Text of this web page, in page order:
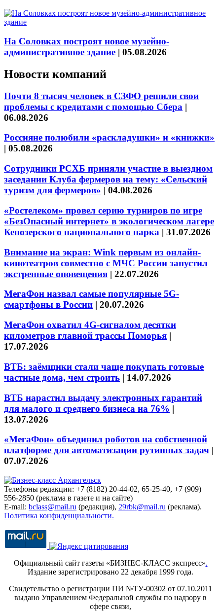
На Соловках построят новое музейно-
административное здание | 05.08.2026
Новости компаний
Почти 8 тысяч человек в СЗФО решили свои
проблемы с кредитами с помощью Сбера |
06.08.2026
Россияне полюбили «раскладушки» и «книжки»
| 05.08.2026
Сотрудники РСХБ приняли участие в выездном
заседании Клуба фермеров на тему: «Сельский
туризм для фермеров» | 04.08.2026
«Ростелеком» провел серию турниров по игре
«БезОпасный интернет» в экологическом лагере
Кенозерского национального парка | 31.07.2026
Внимание на экран: Wink первым из онлайн-
кинотеатров совместно с МЧС России запустил
экстренные оповещения | 22.07.2026
МегаФон назвал самые популярные 5G-
смартфоны в России | 20.07.2026
МегаФон охватил 4G-сигналом десятки
километров главной трассы Поморья |
17.07.2026
ВТБ: заёмщики стали чаще покупать готовые
частные дома, чем строить | 14.07.2026
ВТБ нарастил выдачу электронных гарантий
для малого и среднего бизнеса на 76% |
13.07.2026
«МегаФон» объединил роботов на собственной
платформе для автоматизации рутинных задач |
07.07.2026
Телефоны редакции: +7 (8182) 20-44-02, 65-25-40, +7 (909)
556-2850 (реклама в газете и на сайте)
E-mail: bclass@mail.ru (редакция), 29rbk@mail.ru (реклама).
Политика конфиденциальности.
Официальный сайт газеты «БИЗНЕС-КЛАСС экспресс».
Издание зарегистрировано 22 декабря 1999 года.
Свидетельство о регистрации ПИ №ТУ-00302 от 07.10.2011
выдано Управлением Федеральной службы по надзору в
сфере связи,